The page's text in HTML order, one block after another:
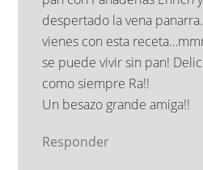
despertado la vena
vienes con esta
se puede vivir sin pan!
como siempre Ra!!
Un besazo grande amiga!!
Responder